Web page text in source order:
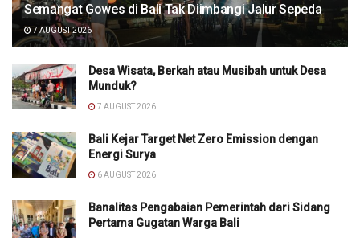
Semangat Gowes di Bali Tak Diimbangi Jalur Sepeda
7 AUGUST 2026
Desa Wisata, Berkah atau Musibah untuk Desa
Munduk?
7 AUGUST 2026
Bali Kejar Target Net Zero Emission dengan
Energi Surya
6 AUGUST 2026
Banalitas Pengabaian Pemerintah dari Sidang
Pertama Gugatan Warga Bali